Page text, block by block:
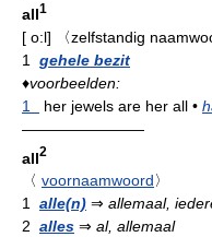
all1
[ o:l]
〈zelfstandig
1
gehele bezit
♦voorbeelden:
1
her jewels are her all •
————————
all2
〈 voornaamwoord〉
1 alle(n) ⇒ allemaal,
2 alles ⇒ al, allemaal